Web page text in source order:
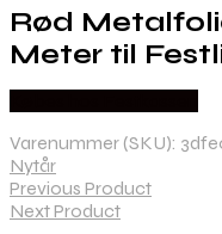
Rød
Meter til
Varenummer (SKU):
Nytår
Previous Product
Next Product